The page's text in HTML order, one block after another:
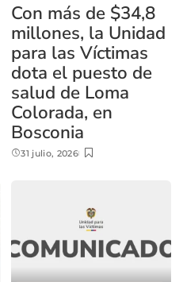
Con más de $34,8
millones, la Unidad
para las Víctimas
dota el puesto de
salud de Loma
Colorada, en
Bosconia
31 julio, 2026